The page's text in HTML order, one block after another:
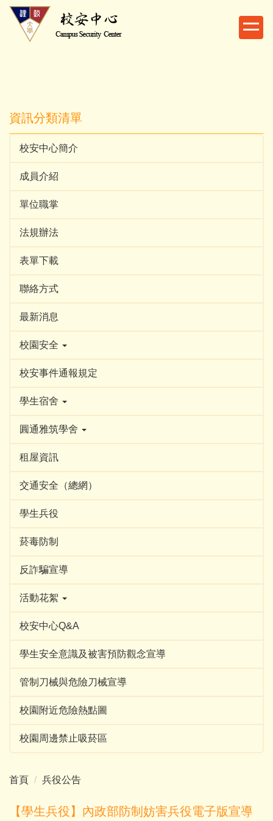
跳
資訊分類清單
校安中心簡介
成員介紹
單位職掌
法規辦法
表單下載
聯絡方式
最新消息
校園安全
校安事件通報規定
學生宿舍
圓通雅筑學舍
租屋資訊
交通安全（總網）
學生兵役
菸毒防制
反詐騙宣導
活動花絮
校安中心Q&A
學生安全意識及被害預防觀念宣導
管制刀械與危險刀械宣導
校園附近危險熱點圖
校園周邊禁止吸菸區
首頁 兵役公告
【學生兵役】內政部防制妨害兵役電子版宣導